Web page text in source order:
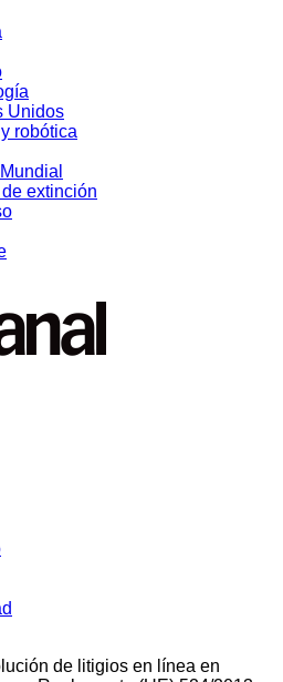
Unidos
robótica
extinción
de litigios en línea en